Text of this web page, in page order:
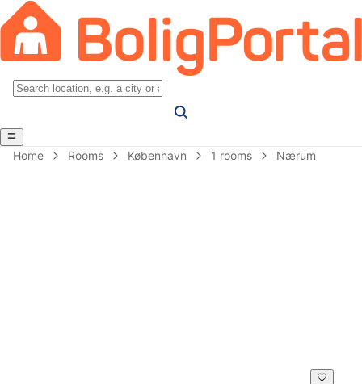
Home Rooms København 1 rooms Nærum